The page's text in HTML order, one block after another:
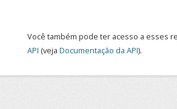
Você também pode ter acesso a esses
API (veja Documentação da API).